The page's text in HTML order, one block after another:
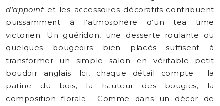
d’appoint et les accessoires décoratifs contribuent
puissamment à l’atmosphère d’un tea time
victorien. Un guéridon, une desserte roulante ou
quelques bougeoirs bien placés suffisent à
transformer un simple salon en véritable petit
boudoir anglais. Ici, chaque détail compte : la
patine du bois, la hauteur des bougies, la
composition florale… Comme dans un décor de